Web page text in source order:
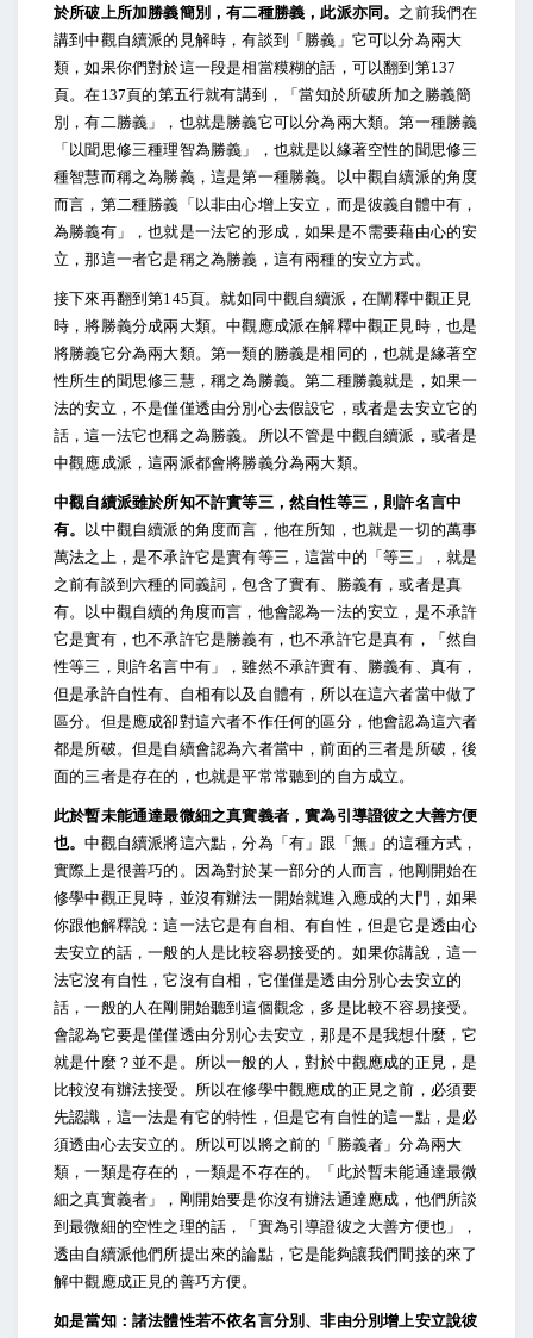
於所破上所加勝義簡別，有二種勝義，此派亦同。 之前我們在
講到中觀自續派的見解時，有談到「勝義」它可以分為兩大
類，如果你們對於這一段是相當糢糊的話，可以翻到第137
頁。在137頁的第五行就有講到，「當知於所破所加之勝義簡
別，有二勝義」，也就是勝義它可以分為兩大類。第一種勝義
「以聞思修三種理智為勝義」，也就是以緣著空性的聞思修三
種智慧而稱之為勝義，這是第一種勝義。以中觀自續派的角度
而言，第二種勝義「以非由心增上安立，而是彼義自體中有，
為勝義有」，也就是一法它的形成，如果是不需要藉由心的安
立，那這一者它是稱之為勝義，這有兩種的安立方式。
接下來再翻到第145頁。就如同中觀自續派，在闡釋中觀正見
時，將勝義分成兩大類。中觀應成派在解釋中觀正見時，也是
將勝義它分為兩大類。第一類的勝義是相同的，也就是緣著空
性所生的聞思修三慧，稱之為勝義。第二種勝義就是，如果一
法的安立，不是僅僅透由分別心去假設它，或者是去安立它的
話，這一法它也稱之為勝義。所以不管是中觀自續派，或者是
中觀應成派，這兩派都會將勝義分為兩大類。
中觀自續派雖於所知不許實等三，然自性等三，則許名言中
有。
以中觀自續派的角度而言，他在所知，也就是一切的萬事
萬法之上，是不承許它是實有等三，這當中的「等三」，就是
之前有談到六種的同義詞，包含了實有、勝義有，或者是真
有。以中觀自續的角度而言，他會認為一法的安立，是不承許
它是實有，也不承許它是勝義有，也不承許它是真有，「然自
性等三，則許名言中有」，雖然不承許實有、勝義有、真有，
但是承許自性有、自相有以及自體有，所以在這六者當中做了
區分。但是應成卻對這六者不作任何的區分，他會認為這六者
都是所破。但是自續會認為六者當中，前面的三者是所破，後
面的三者是存在的，也就是平常常聽到的自方成立。
此於暫未能通達最微細之真實義者，實為引導證彼之大善方便
也。中觀自續派將這六點，分為「有」跟「無」的這種方式，
實際上是很善巧的。因為對於某一部分的人而言，他剛開始在
修學中觀正見時，並沒有辦法一開始就進入應成的大門，如果
你跟他解釋說：這一法它是有自相、有自性，但是它是透由心
去安立的話，一般的人是比較容易接受的。如果你講說，這一
法它沒有自性，它沒有自相，它僅僅是透由分別心去安立的
話，一般的人在剛開始聽到這個觀念，多是比較不容易接受。
會認為它要是僅僅透由分別心去安立，那是不是我想什麼，它
就是什麼？並不是。所以一般的人，對於中觀應成的正見，是
比較沒有辦法接受。所以在修學中觀應成的正見之前，必須要
先認識，這一法是有它的特性，但是它有自性的這一點，是必
須透由心去安立的。所以可以將之前的「勝義者」分為兩大
類，一類是存在的，一類是不存在的。「此於暫未能通達最微
細之真實義者」，剛開始要是你沒有辦法通達應成，他們所談
到最微細的空性之理的話，「實為引導證彼之大善方便也」，
透由自續派他們所提出來的論點，它是能夠讓我們間接的來了
解中觀應成正見的善巧方便。
如是當知：諸法體性若不依名言分別、非由分別增上安立說彼